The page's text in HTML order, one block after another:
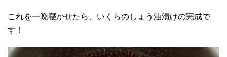
これを一晩寝かせたら、いくらのしょう油漬けの完成で
す！